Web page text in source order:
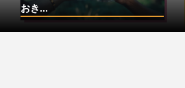
おき...